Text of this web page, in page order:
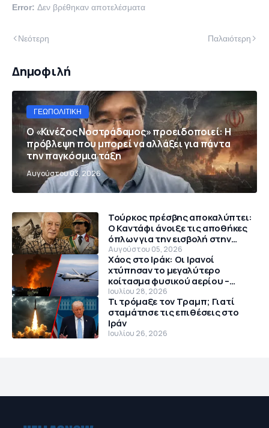
Error: Δεν βρέθηκαν αποτελέσματα
Νεότερη Παλαιότερη
Δημοφιλή
ΓΕΩΠΟΛΙΤΙΚΉ
Ο «Κινέζος Νοστράδαμος» προειδοποιεί: Η
πρόβλεψη που μπορεί να αλλάξει για πάντα
την παγκόσμια τάξη
Αυγούστου 03, 2026
Τούρκος πρέσβης αποκαλύπτει:
Ο Καντάφι άνοιξε τις αποθήκες
όπλων για την εισβολή στην
Κύπρο το 1974
Αυγούστου 05, 2026
Χάος στο Ιράκ: Οι Ιρανοί
χτύπησαν το μεγαλύτερο
κοίτασμα φυσικού αερίου –
Θρίλερ με αμερικανικό MQ-9
Reaper
Ιουλίου 28, 2026
Τι τρόμαξε τον Τραμπ; Γιατί
σταμάτησε τις επιθέσεις στο
Ιράν
Ιουλίου 26, 2026